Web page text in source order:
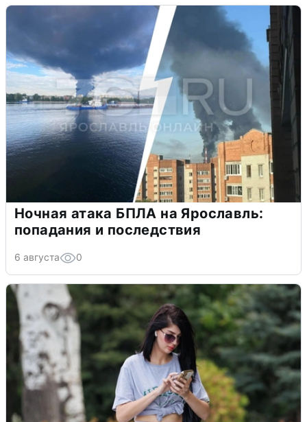
Ночная атака БПЛА на Ярославль:
попадания и последствия
6 августа 0